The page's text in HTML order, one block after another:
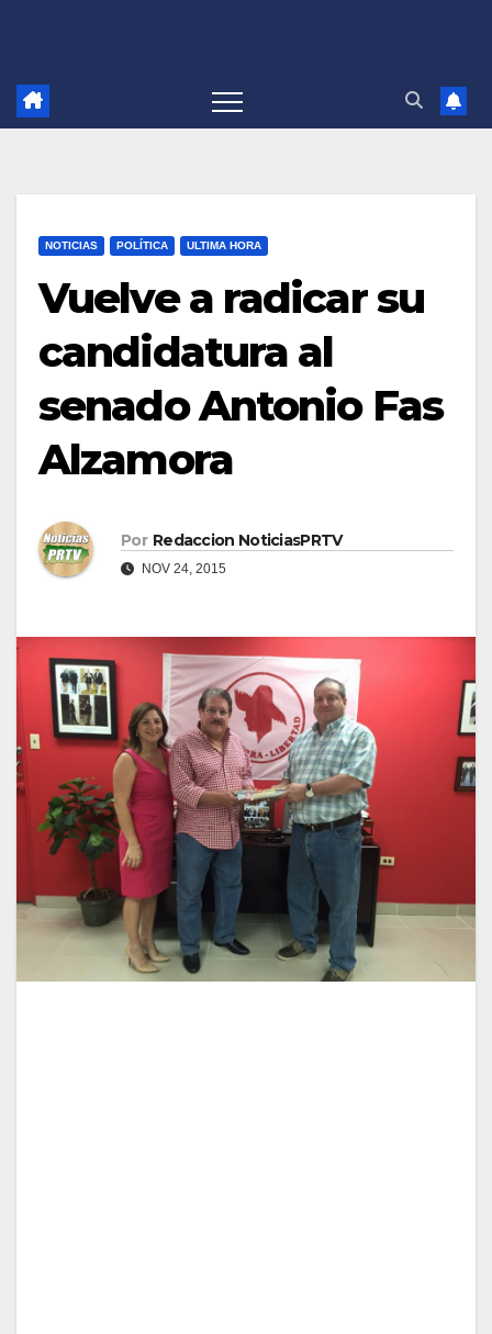
NOTICIAS POLÍTICA ULTIMA HORA
Vuelve a radicar su
candidatura al
senado Antonio Fas
Alzamora
Por Redaccion NoticiasPRTV
NOV 24, 2015